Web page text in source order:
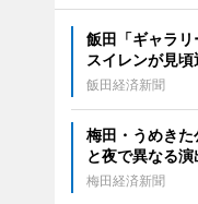
飯田「ギャラ
スイレンが見頃
飯田経済新聞
梅田・うめき
と夜で異なる
梅田経済新聞